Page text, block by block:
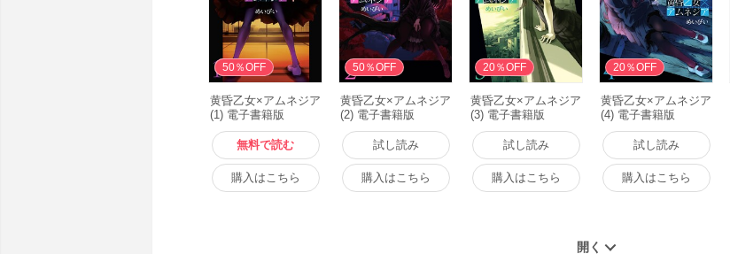
無料
50％OFF
黄昏乙女×アムネジア
(1) 電子書籍版
無料で読む
購入はこちら
50％OFF
黄昏乙女×アムネジア
(2) 電子書籍版
試し読み
購入はこちら
20％OFF
黄昏乙女×アムネジア
(3) 電子書籍版
試し読み
購入はこちら
20％OFF
黄昏乙女×アムネジア
(4) 電子書籍版
試し読み
購入はこちら